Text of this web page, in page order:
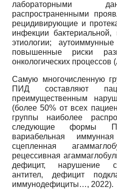
лабораторными
распространенными
рецидивирующие и
инфекции бактериальной,
этиологии;
повышенные риски
онкологических
Самую многочисленную
ПИД составляют
преимущественным
(более 50% от всех
группы наиболее
следующие формы
вариабельная
сцепленная
рецессивная
дефицит, нарушение
антител, дефицит
иммунодефициты…, 2022).